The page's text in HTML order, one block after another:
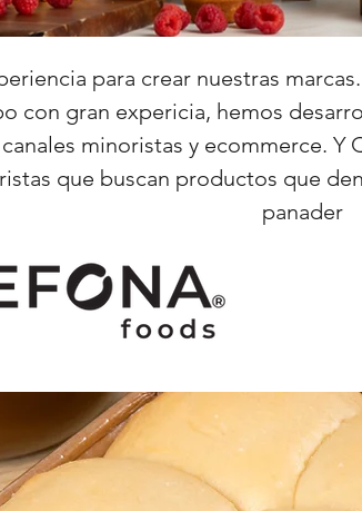
para crear nuestras
con gran expericia, hemos
minoristas y ecommerce.
que buscan productos que
panadería.